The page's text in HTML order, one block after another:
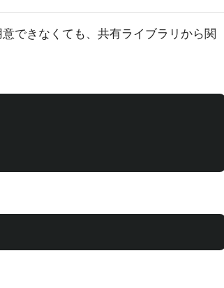
できなくても、共有ライブラリから関